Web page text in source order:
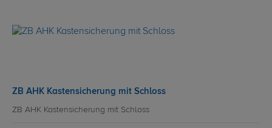
ZB AHK Kastensicherung mit Schloss
ZB AHK Kastensicherung mit Schloss